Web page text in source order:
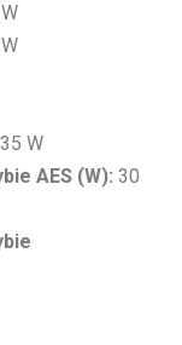
35 W
AES (W): 30